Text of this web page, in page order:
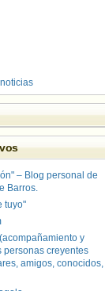
– Blog personal de
Barros.
tuyo"
y
personas creyentes
amigos, conocidos,